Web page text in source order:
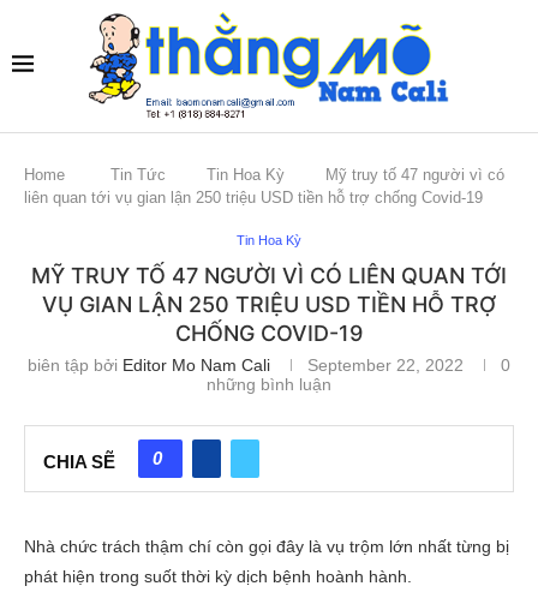
Home Tin Tức Tin Hoa Kỳ
Mỹ truy tố 47 người vì có
liên quan tới vụ gian lận 250 triệu USD tiền hỗ trợ chống Covid-19
Tin Hoa Kỳ
MỸ TRUY TỐ 47 NGƯỜI VÌ CÓ LIÊN QUAN TỚI
VỤ GIAN LẬN 250 TRIỆU USD TIỀN HỖ TRỢ
CHỐNG COVID-19
biên tập bởi Editor Mo Nam Cali September 22, 2022
0
những bình luận
CHIA SẼ 0
Nhà chức trách thậm chí còn gọi đây là vụ trộm lớn nhất từng bị
phát hiện trong suốt thời kỳ dịch bệnh hoành hành.